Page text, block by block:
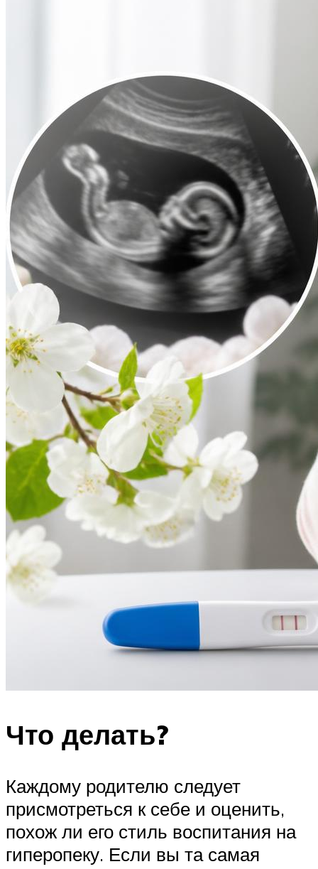
Что делать?
Каждому родителю следует
присмотреться к себе и оценить,
похож ли его стиль воспитания на
гиперопеку. Если вы та самая